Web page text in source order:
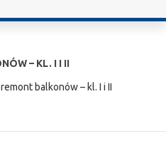
– KL. I I II
balkonów – kl. I i II